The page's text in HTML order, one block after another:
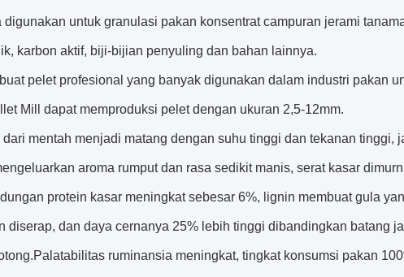
untuk granulasi pakan konsentrat campuran jerami
karbon aktif, biji-bijian penyuling dan bahan lainnya.
pelet profesional yang banyak digunakan dalam industri pakan
Mill dapat memproduksi pelet dengan ukuran 2,5-12mm.
mentah menjadi matang dengan suhu tinggi dan tekanan tinggi,
aroma rumput dan rasa sedikit manis, serat kasar
protein kasar meningkat sebesar 6%, lignin membuat gula
diserap, dan daya cernanya 25% lebih tinggi dibandingkan batang
ruminansia meningkat, tingkat konsumsi pakan